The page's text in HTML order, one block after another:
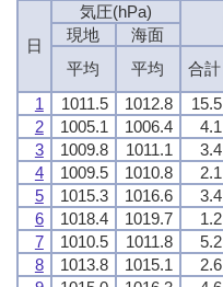
日
気圧(hPa)
現地
海面
平均
平均 合計
1
1011.5 1012.8 15.5
2
1005.1 1006.4 4.1
3
1009.8 1011.1 3.4
4
1009.5 1010.8 2.1
5
1015.3 1016.6 3.4
6
1018.4 1019.7 1.2
7
1010.5 1011.8 5.2
8
1013.8 1015.1 2.6